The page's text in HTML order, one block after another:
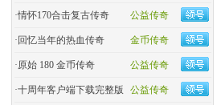
公益传奇
·情怀170合击复古传奇
金币传奇
· 回忆当年的热血传奇
公益传奇
·原始 180 金币传奇
公益传奇
·十周年客户端下载完整版